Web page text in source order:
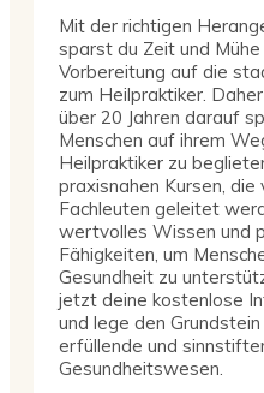
Mit der richtigen
sparst du Zeit und
Vorbereitung auf die
zum Heilpraktiker.
über 20 Jahren darauf
Menschen auf ihrem
Heilpraktiker zu
praxisnahen Kursen, die
Fachleuten geleitet
wertvolles Wissen und
Fähigkeiten, um
Gesundheit zu
jetzt deine kostenlose
und lege den
erfüllende und
Gesundheitswesen.